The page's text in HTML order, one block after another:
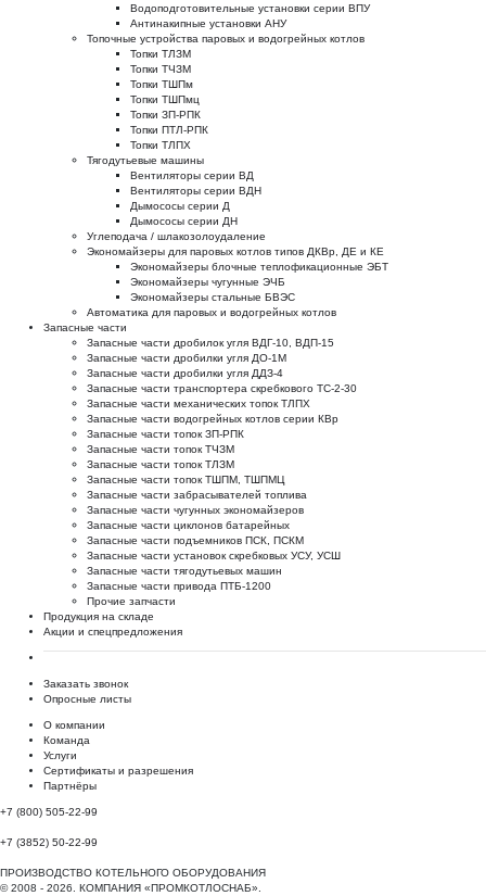
Водоподготовительные установки серии ВПУ
Антинакипные установки АНУ
Топочные устройства паровых и водогрейных котлов
Топки ТЛЗМ
Топки ТЧЗМ
Топки ТШПм
Топки ТШПмц
Топки ЗП-РПК
Топки ПТЛ-РПК
Топки ТЛПХ
Тягодутьевые машины
Вентиляторы серии ВД
Вентиляторы серии ВДН
Дымососы серии Д
Дымососы серии ДН
Углеподача / шлакозолоудаление
Экономайзеры для паровых котлов типов ДКВр, ДЕ и КЕ
Экономайзеры блочные теплофикационные ЭБТ
Экономайзеры чугунные ЭЧБ
Экономайзеры стальные БВЭС
Автоматика для паровых и водогрейных котлов
Запасные части
Запасные части дробилок угля ВДГ-10, ВДП-15
Запасные части дробилки угля ДО-1М
Запасные части дробилки угля ДДЗ-4
Запасные части транспортера скребкового ТС-2-30
Запасные части механических топок ТЛПХ
Запасные части водогрейных котлов серии КВр
Запасные части топок ЗП-РПК
Запасные части топок ТЧЗМ
Запасные части топок ТЛЗМ
Запасные части топок ТШПМ, ТШПМЦ
Запасные части забрасывателей топлива
Запасные части чугунных экономайзеров
Запасные части циклонов батарейных
Запасные части подъемников ПСК, ПСКМ
Запасные части установок скребковых УСУ, УСШ
Запасные части тягодутьевых машин
Запасные части привода ПТБ-1200
Прочие запчасти
Продукция на складе
Акции и спецпредложения
Заказать звонок
Опросные листы
О компании
Команда
Услуги
Сертификаты и разрешения
Партнёры
+7 (800) 505-22-99
+7 (3852) 50-22-99
ПРОИЗВОДСТВО КОТЕЛЬНОГО ОБОРУДОВАНИЯ
© 2008 - 2026. КОМПАНИЯ «ПРОМКОТЛОСНАБ».